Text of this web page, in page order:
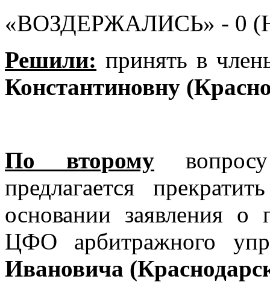
«ВОЗДЕРЖАЛИСЬ» - 0
Решили: принять в
Константиновну
По второму
предлагается
основании заявления
ЦФО арбитражного
Ивановича